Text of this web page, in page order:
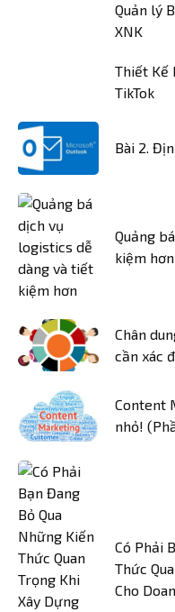
Quản lý
XNK
Thiết Kế
TikTok
Bài 2.
Quảng
kiệm hơn
Chân
cần xác
Content
nhỏ!
Có Phải
Thức
Cho